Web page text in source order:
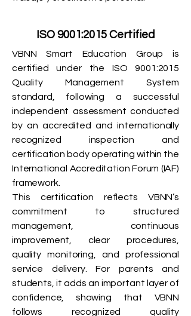
ISO 9001:2015 Certified
VBNN Smart Education Group is
certified under the ISO 9001:2015
Quality Management System
standard, following a successful
independent assessment conducted
by an accredited and internationally
recognized inspection and
certification body operating within the
International Accreditation Forum (IAF)
framework.
This certification reflects VBNN’s
commitment to structured
management, continuous
improvement, clear procedures,
quality monitoring, and professional
service delivery. For parents and
students, it adds an important layer of
confidence, showing that VBNN
follows recognized quality